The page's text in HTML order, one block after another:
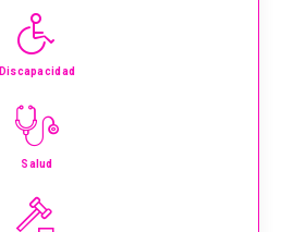
Discapacidad
Salud